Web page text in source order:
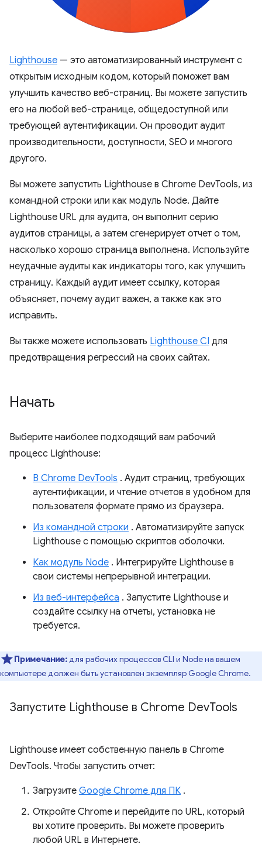
Lighthouse — это автоматизированный инструмент с
открытым исходным кодом, который поможет вам
улучшить качество веб-страниц. Вы можете запустить
его на любой веб-странице, общедоступной или
требующей аутентификации. Он проводит аудит
производительности, доступности, SEO и многого
другого.
Вы можете запустить Lighthouse в Chrome DevTools, из
командной строки или как модуль Node. Дайте
Lighthouse URL для аудита, он выполнит серию
аудитов страницы, а затем сгенерирует отчет о том,
насколько хорошо страница выполнена. Используйте
неудачные аудиты как индикаторы того, как улучшить
страницу. Каждый аудит имеет ссылку, которая
объясняет, почему аудит важен, а также как это
исправить.
Вы также можете использовать Lighthouse CI для
предотвращения регрессий на своих сайтах.
Начать
Выберите наиболее подходящий вам рабочий
процесс Lighthouse:
В Chrome DevTools . Аудит страниц, требующих
аутентификации, и чтение отчетов в удобном для
пользователя формате прямо из браузера.
Из командной строки . Автоматизируйте запуск
Lighthouse с помощью скриптов оболочки.
Как модуль Node . Интегрируйте Lighthouse в
свои системы непрерывной интеграции.
Из веб-интерфейса . Запустите Lighthouse и
создайте ссылку на отчеты, установка не
требуется.
Примечание:для рабочих процессов CLI и Node на вашем
компьютере должен быть установлен экземпляр Google Chrome.
Запустите Lighthouse в Chrome DevTools
Lighthouse имеет собственную панель в Chrome
DevTools. Чтобы запустить отчет:
Загрузите Google Chrome для ПК .
Откройте Chrome и перейдите по URL, который
вы хотите проверить. Вы можете проверить
любой URL в Интернете.